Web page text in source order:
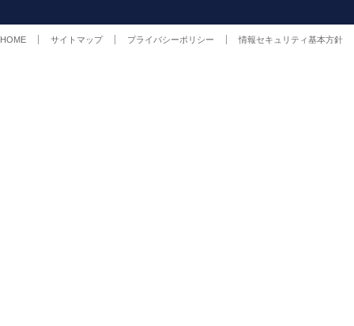
HOME サイトマップ プライバシーポリシー 情報セキュリティ基本方針